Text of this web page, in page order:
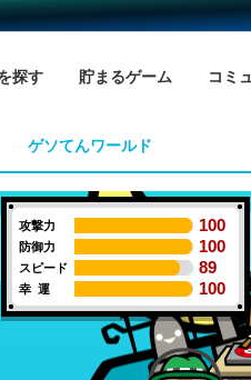
探す 貯まるゲーム コミ
ゲソてんワールド
攻撃力 100
防御力 100
スピード 89
幸 運 100